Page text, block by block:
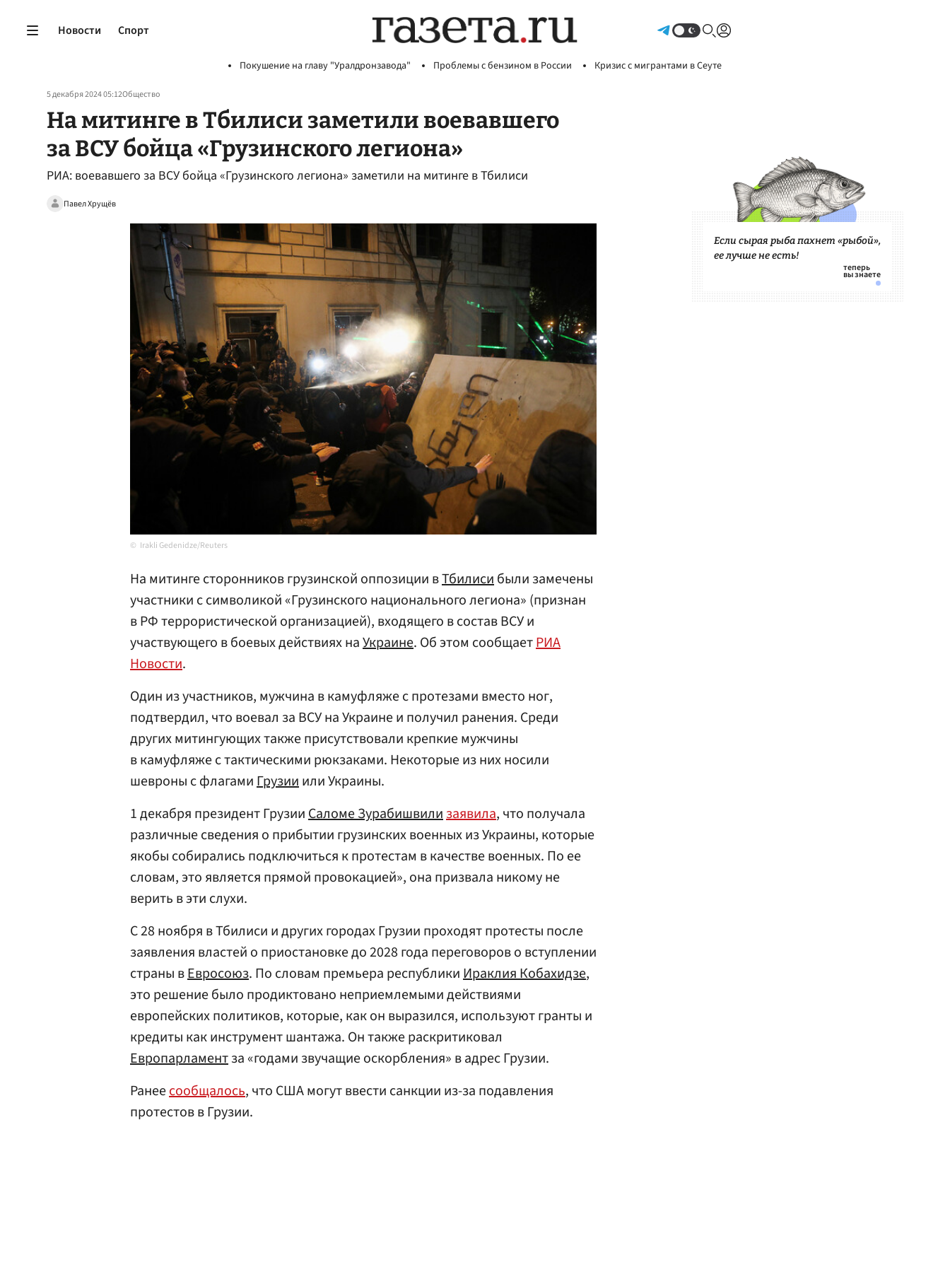
Новости Спорт
Покушение на главу "Уралдронзавода" Проблемы с бензином в России Кризис с мигрантами в Сеуте
5 декабря 2024 05:12Общество
На митинге в Тбилиси заметили воевавшего
за ВСУ бойца «Грузинского легиона»
РИА: воевавшего за ВСУ бойца «Грузинского легиона» заметили на митинге в Тбилиси
Павел Хрущёв
Irakli Gedenidze/Reuters
На митинге сторонников грузинской оппозиции вТбилисибыли замечены
участники с символикой «Грузинского национального легиона» (признан
в РФ террористической организацией), входящего в состав ВСУ и
участвующего в боевых действиях наУкраине. Об этом сообщаетРИА
Новости.
Один из участников, мужчина в камуфляже с протезами вместо ног,
подтвердил, что воевал за ВСУ на Украине и получил ранения. Среди
других митингующих также присутствовали крепкие мужчины
в камуфляже с тактическими рюкзаками. Некоторые из них носили
шевроны с флагамиГрузииили Украины.
1 декабря президент ГрузииСаломе Зурабишвилизаявила, что получала
различные сведения о прибытии грузинских военных из Украины, которые
якобы собирались подключиться к протестам в качестве военных. По ее
словам, это является прямой провокацией», она призвала никому не
верить в эти слухи.
С 28 ноября в Тбилиси и других городах Грузии проходят протесты после
заявления властей о приостановке до 2028 года переговоров о вступлении
страны вЕвросоюз. По словам премьера республикиИраклия Кобахидзе,
это решение было продиктовано неприемлемыми действиями
европейских политиков, которые, как он выразился, используют гранты и
кредиты как инструмент шантажа. Он также раскритиковал
Европарламентза «годами звучащие оскорбления» в адрес Грузии.
Ранеесообщалось, что США могут ввести санкции из-за подавления
протестов в Грузии.
Если сырая рыба пахнет «рыбой»,
ее лучше не есть!